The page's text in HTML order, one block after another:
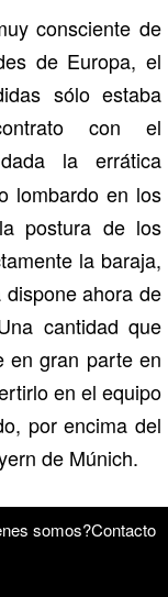
consciente de
de Europa, el
sólo estaba
con el
la errática
lombardo en los
postura de los
la baraja,
ahora de
cantidad que
en gran parte en
en el equipo
por encima del
de Múnich.
somos?Contacto